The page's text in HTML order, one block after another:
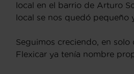
local en el barrio de Arturo
local se nos quedó pequeño
Seguimos creciendo, en solo
Flexicar ya tenía nombre